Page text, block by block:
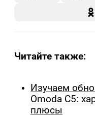
Читайте также:
Изучаем
Omoda C5:
плюсы